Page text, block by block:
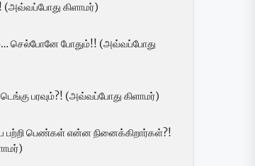
(அவ்வப்போது கிளாமர்)
செல்போனே போதும்!! (அவ்வப்போது
டெங்கு பரவும்?! (அவ்வப்போது கிளாமர்)
பற்றி பெண்கள் என்ன நினைக்கிறார்கள்?!